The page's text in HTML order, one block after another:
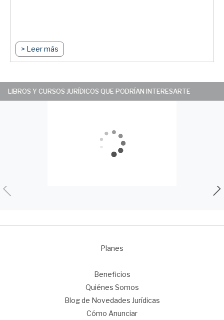
> Leer más
LIBROS Y CURSOS JURÍDICOS QUE PODRÍAN INTERESARTE
Planes
Beneficios
Quiénes Somos
Blog de Novedades Jurídicas
Cómo Anunciar